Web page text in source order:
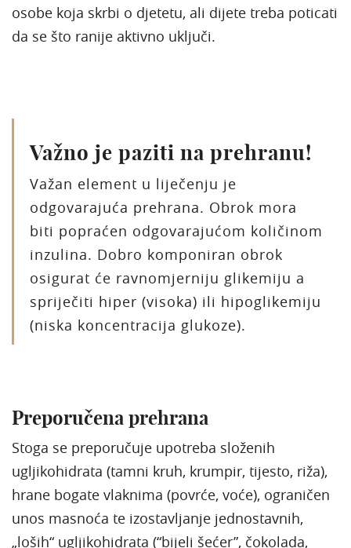
osobe koja skrbi o djetetu, ali dijete treba poticati
da se što ranije aktivno uključi.
Važno je paziti na prehranu!
Važan element u liječenju je
odgovarajuća prehrana. Obrok mora
biti popraćen odgovarajućom količinom
inzulina. Dobro komponiran obrok
osigurat će ravnomjerniju glikemiju a
spriječiti hiper (visoka) ili hipoglikemiju
(niska koncentracija glukoze).
Preporučena prehrana
Stoga se preporučuje upotreba složenih
ugljikohidrata (tamni kruh, krumpir, tijesto, riža),
hrane bogate vlaknima (povrće, voće), ograničen
unos masnoća te izostavljanje jednostavnih,
„loših“ ugljikohidrata (“bijeli šećer”, čokolada,